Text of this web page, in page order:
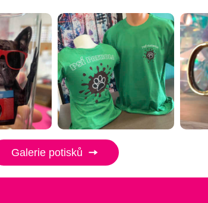
Galerie potisků